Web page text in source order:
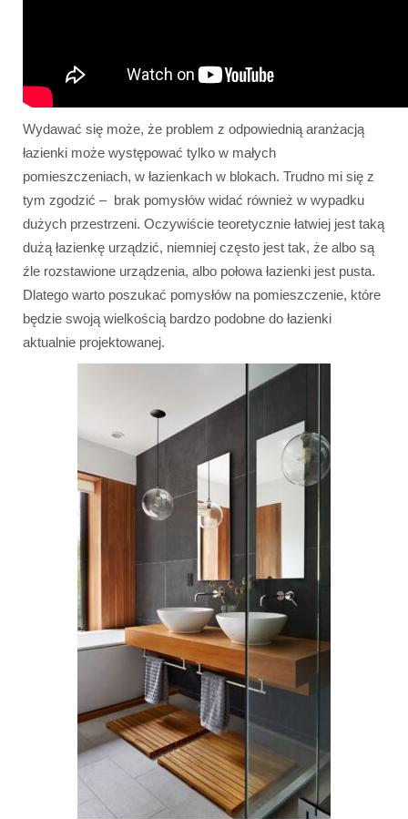
Wydawać się może, że problem z odpowiednią aranżacją
łazienki może występować tylko w małych
pomieszczeniach, w łazienkach w blokach. Trudno mi się z
tym zgodzić – brak pomysłów widać również w wypadku
dużych przestrzeni. Oczywiście teoretycznie łatwiej jest taką
dużą łazienkę urządzić, niemniej często jest tak, że albo są
źle rozstawione urządzenia, albo połowa łazienki jest pusta.
Dlatego warto poszukać pomysłów na pomieszczenie, które
będzie swoją wielkością bardzo podobne do łazienki
aktualnie projektowanej.